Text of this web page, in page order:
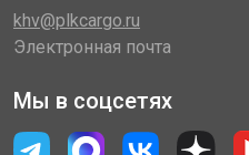
khv@plkcargo.ru
Электронная почта
Мы в соцсетях